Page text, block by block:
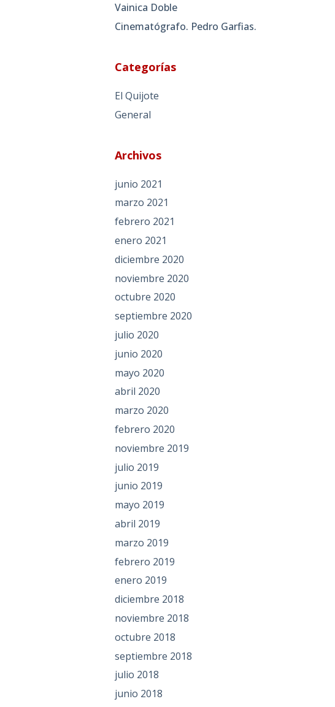
Vainica Doble
Cinematógrafo. Pedro Garfias.
Categorías
El Quijote
General
Archivos
junio 2021
marzo 2021
febrero 2021
enero 2021
diciembre 2020
noviembre 2020
octubre 2020
septiembre 2020
julio 2020
junio 2020
mayo 2020
abril 2020
marzo 2020
febrero 2020
noviembre 2019
julio 2019
junio 2019
mayo 2019
abril 2019
marzo 2019
febrero 2019
enero 2019
diciembre 2018
noviembre 2018
octubre 2018
septiembre 2018
julio 2018
junio 2018